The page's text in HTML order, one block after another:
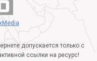
допускается только с
ссылки на ресурс!